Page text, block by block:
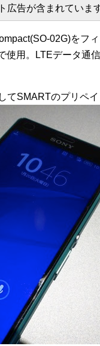
告が含まれています
02G)をフ
使用。LTEデータ通
てSMARTのプリペイ